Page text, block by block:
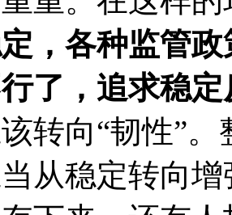
，各种监管
了，追求稳
转向“韧性”
从稳定转向